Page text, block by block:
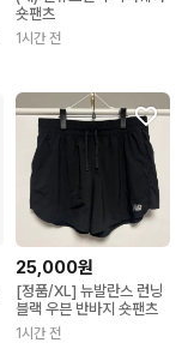
숏팬츠
1시간 전
25,000원
[정품/XL] 뉴발란스 런닝
블랙 우븐 반바지 숏팬츠
1시간 전